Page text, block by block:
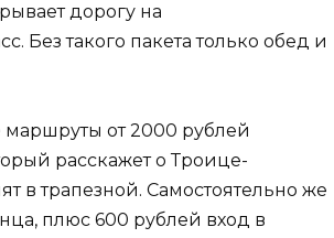
дорогу на
Без такого пакета только обед и
от 2000 рублей
расскажет о Троице-
в трапезной. Самостоятельно же
плюс 600 рублей вход в